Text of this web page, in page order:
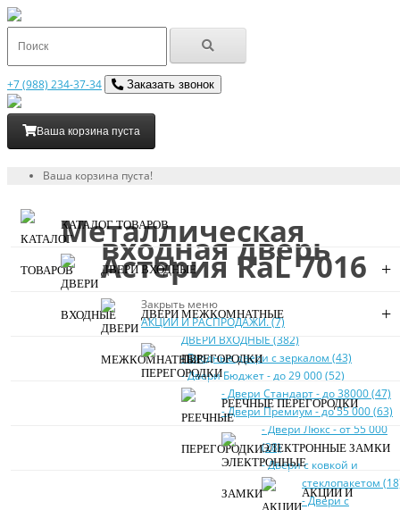
+7 (988) 234-37-34 Заказать звонок
Ваша корзина пуста
Ваша корзина пуста!
КАТАЛОГ ТОВАРОВ
+
ДВЕРИ ВХОДНЫЕ
+
ДВЕРИ МЕЖКОМНАТНЫЕ
ПЕРЕГОРОДКИ
РЕЕЧНЫЕ ПЕРЕГОРОДКИ
ЭЛЕКТРОННЫЕ ЗАМКИ
АКЦИИ И
Металлическая
входная дверь
Астерия RaL 7016
Закрыть меню
АКЦИИ И РАСПРОДАЖИ. (7)
ДВЕРИ ВХОДНЫЕ (382)
- Входные двери с зеркалом (43)
- Двери Бюджeт - до 29 000 (52)
- Двери Стaндaрт - до 38000 (47)
- Двери Прeмиум - до 55 000 (63)
- Двери Люкс - от 55 000
(28)
- Двери с кoвкой и
стеклопакетом
- Двери с